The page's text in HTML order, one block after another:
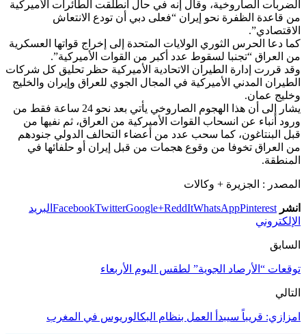
الضربات الصاروخية، وقال إنه في حال انطلقت الطائرات الأميركية
من قاعدة الظفرة نحو إيران “فعلى دبي أن تودع الانتعاش
الاقتصادي”.
كما دعا الحرس الثوري الولايات المتحدة إلى إخراج قواتها العسكرية
من العراق “تجنبا لسقوط عدد أكبر من القوات الأميركية”.
وقد قررت إدارة الطيران الاتحادية الأميركية حظر تحليق كل شركات
الطيران المدني الأميركية في المجال الجوي للعراق وإيران والخليج
وخليج عمان.
يشار إلى أن هذا الهجوم الصاروخي يأتي بعد نحو 24 ساعة فقط من
ورود أنباء عن انسحاب القوات الأميركية من العراق، ثم نفيها من
قبل البنتاغون، كما سحب عدد من أعضاء التحالف الدولي جنودهم
من العراق تخوفا من وقوع هجمات من قبل إيران أو حلفائها في
المنطقة.
المصدر : الجزيرة + وكالات
انشر FacebookTwitterGoogle+ReddItWhatsAppPinterest
البريد
الإلكتروني
السابق
توقعات “الأرصاد الجوية” لطقس اليوم الأربعاء
التالي
امزازي: قريباً سيبدأ العمل بنظام البكالوريوس في المغرب